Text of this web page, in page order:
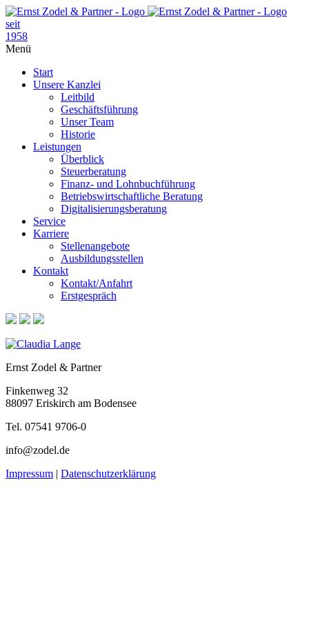
seit
1958
Menü
Start
Unsere Kanzlei
Leitbild
Geschäftsführung
Unser Team
Historie
Leistungen
Überblick
Steuerberatung
Finanz- und Lohnbuchführung
Betriebswirtschaftliche Beratung
Digitalisierungsberatung
Service
Karriere
Stellenangebote
Ausbildungsstellen
Kontakt
Kontakt/Anfahrt
Erstgespräch
Ernst Zodel & Partner
Finkenweg 32
88097 Eriskirch am Bodensee
Tel. 07541 9706-0
info@zodel.de
Impressum | Datenschutzerklärung